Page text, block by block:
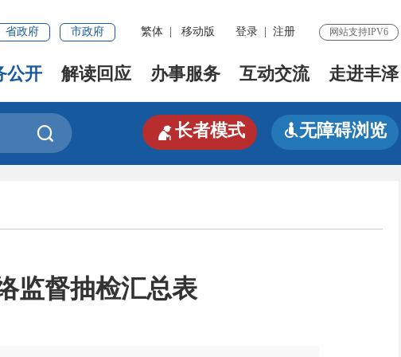
省政府 市政府 繁体 移动版 登录 注册 网站支持IPV6
公开 解读回应 办事服务 互动交流 走进丰泽
 长者模式 无障碍浏览
监督抽检汇总表